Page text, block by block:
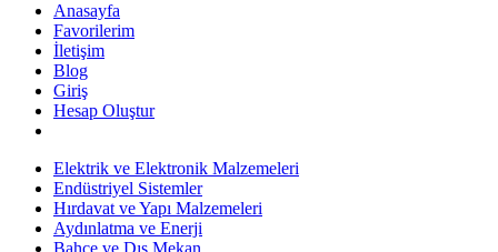
Anasayfa
Favorilerim
İletişim
Blog
Giriş
Hesap Oluştur
Elektrik ve Elektronik Malzemeleri
Endüstriyel Sistemler
Hırdavat ve Yapı Malzemeleri
Aydınlatma ve Enerji
Bahçe ve Dış Mekan